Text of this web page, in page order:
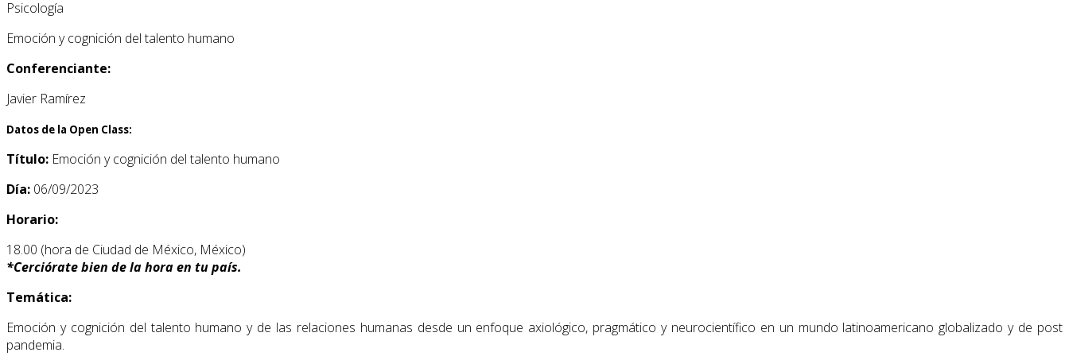
Psicología
Emoción y cognición del talento humano
Conferenciante:
Javier Ramírez
Datos de la Open Class:
Título: Emoción y cognición del talento humano
Día: 06/09/2023
Horario:
18.00 (hora de Ciudad de México, México)
*Cerciórate bien de la hora en tu país.
Temática:
Emoción y cognición del talento humano y de las relaciones humanas desde un enfoque axiológico, pragmático y neurocientífico en un mundo latinoamericano globalizado y de post
pandemia.